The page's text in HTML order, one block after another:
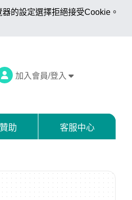
的設定選擇拒絕接受Cookie。
加入會員/登入
助 客服中心